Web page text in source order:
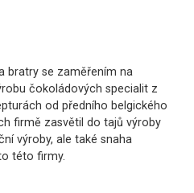
bratry se zaměřením na
čokoládových specialit z
od předního belgického
firmě zasvětil do tajů výroby
výroby, ale také snaha
této firmy.